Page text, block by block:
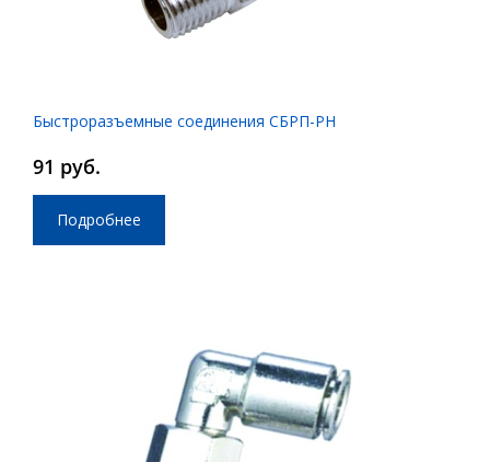
Быстроразъемные соединения СБРП-РН
91 руб.
Подробнее